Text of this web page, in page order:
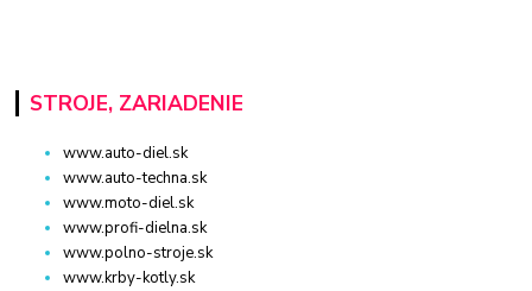
STROJE, ZARIADENIE
www.auto-diel.sk
www.auto-techna.sk
www.moto-diel.sk
www.profi-dielna.sk
www.polno-stroje.sk
www.krby-kotly.sk